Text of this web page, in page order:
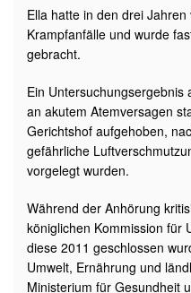
Ella hatte in den drei
Krampfanfälle und wurde
gebracht.
Ein
an akutem Atemversagen
Gerichtshof aufgehoben,
gefährliche
vorgelegt wurden.
Während der Anhörung
königlichen Kommission für
diese 2011 geschlossen
Umwelt, Ernährung und
Ministerium für Gesundheit